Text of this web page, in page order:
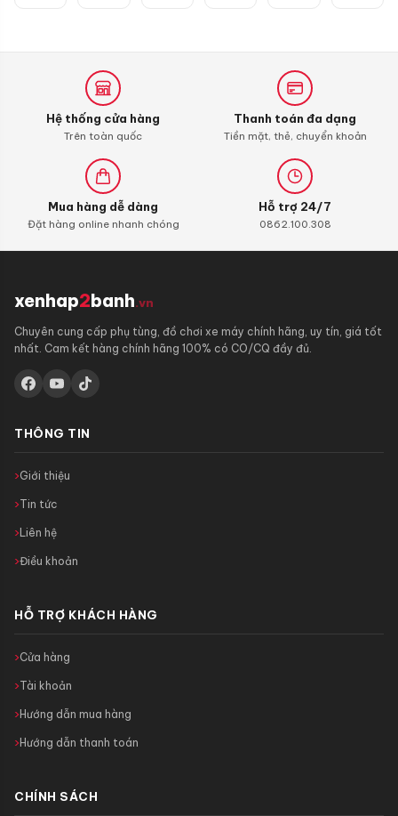
Hệ thống cửa hàng
Trên toàn quốc
Thanh toán đa dạng
Tiền mặt, thẻ, chuyển khoản
Mua hàng dễ dàng
Đặt hàng online nhanh chóng
Hỗ trợ 24/7
0862.100.308
xenhap2banh.vn
Chuyên cung cấp phụ tùng, đồ chơi xe máy chính hãng, uy tín, giá tốt
nhất. Cam kết hàng chính hãng 100% có CO/CQ đầy đủ.
THÔNG TIN
Giới thiệu
Tin tức
Liên hệ
Điều khoản
HỖ TRỢ KHÁCH HÀNG
Cửa hàng
Tài khoản
Hướng dẫn mua hàng
Hướng dẫn thanh toán
CHÍNH SÁCH